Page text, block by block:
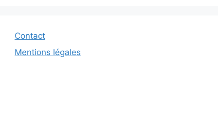
Contact
Mentions légales